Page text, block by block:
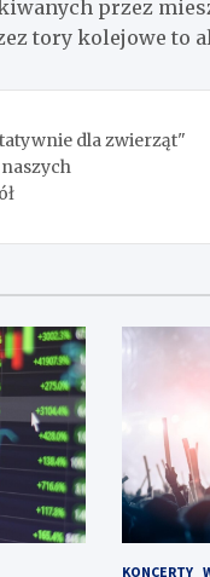
przez
tory kolejowe to
dla zwierząt"
KONCERTY